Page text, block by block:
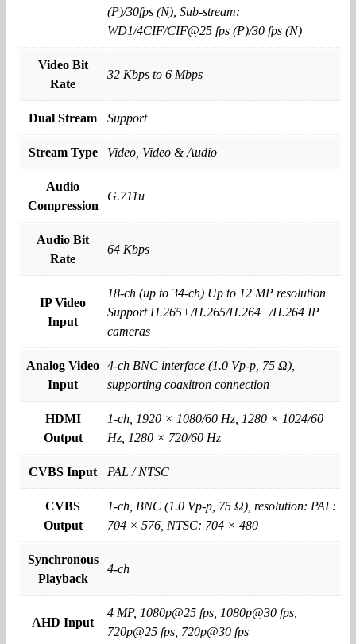
(P)/30fps (N), Sub-stream:
WD1/4CIF/CIF@25 fps (P)/30 fps (N)
Video Bit
Rate
32 Kbps to 6 Mbps
Dual Stream Support
Stream Type Video, Video & Audio
Audio
Compression
G.711u
Audio Bit
Rate
64 Kbps
IP Video
Input
18-ch (up to 34-ch) Up to 12 MP resolution
Support H.265+/H.265/H.264+/H.264 IP
cameras
Analog Video
Input
4-ch BNC interface (1.0 Vp-p, 75 Ω),
supporting coaxitron connection
HDMI
Output
1-ch, 1920 × 1080/60 Hz, 1280 × 1024/60
Hz, 1280 × 720/60 Hz
CVBS Input PAL / NTSC
CVBS
Output
1-ch, BNC (1.0 Vp-p, 75 Ω), resolution: PAL:
704 × 576, NTSC: 704 × 480
Synchronous
Playback
4-ch
AHD Input
4 MP, 1080p@25 fps, 1080p@30 fps,
720p@25 fps, 720p@30 fps